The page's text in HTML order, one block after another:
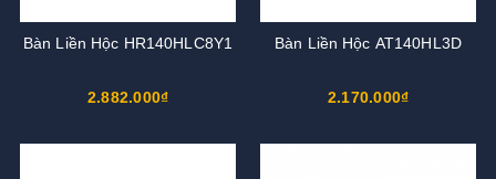
Bàn Liền Hộc HR140HLC8Y1
2.882.000₫
Bàn Liền Hộc AT140HL3D
2.170.000₫